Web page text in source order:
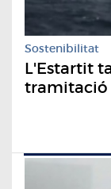
Sostenibilitat
L'Estartit
tramitació